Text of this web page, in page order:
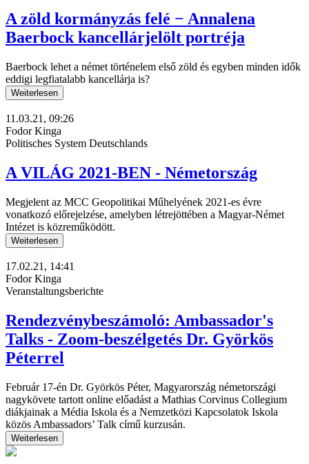
A zöld kormányzás felé − Annalena
Baerbock kancellárjelölt portréja
Baerbock lehet a német történelem első zöld és egyben minden idők
eddigi legfiatalabb kancellárja is?
Weiterlesen
11.03.21, 09:26
Fodor Kinga
Politisches System Deutschlands
A VILÁG 2021-BEN - Németország
Megjelent az MCC Geopolitikai Műhelyének 2021-es évre
vonatkozó előrejelzése, amelyben létrejöttében a Magyar-Német
Intézet is közreműködött.
Weiterlesen
17.02.21, 14:41
Fodor Kinga
Veranstaltungsberichte
Rendezvénybeszámoló: Ambassador's
Talks - Zoom-beszélgetés Dr. Györkös
Péterrel
Február 17-én Dr. Györkös Péter, Magyarország németországi
nagykövete tartott online előadást a Mathias Corvinus Collegium
diákjainak a Média Iskola és a Nemzetközi Kapcsolatok Iskola
közös Ambassadors’ Talk című kurzusán.
Weiterlesen